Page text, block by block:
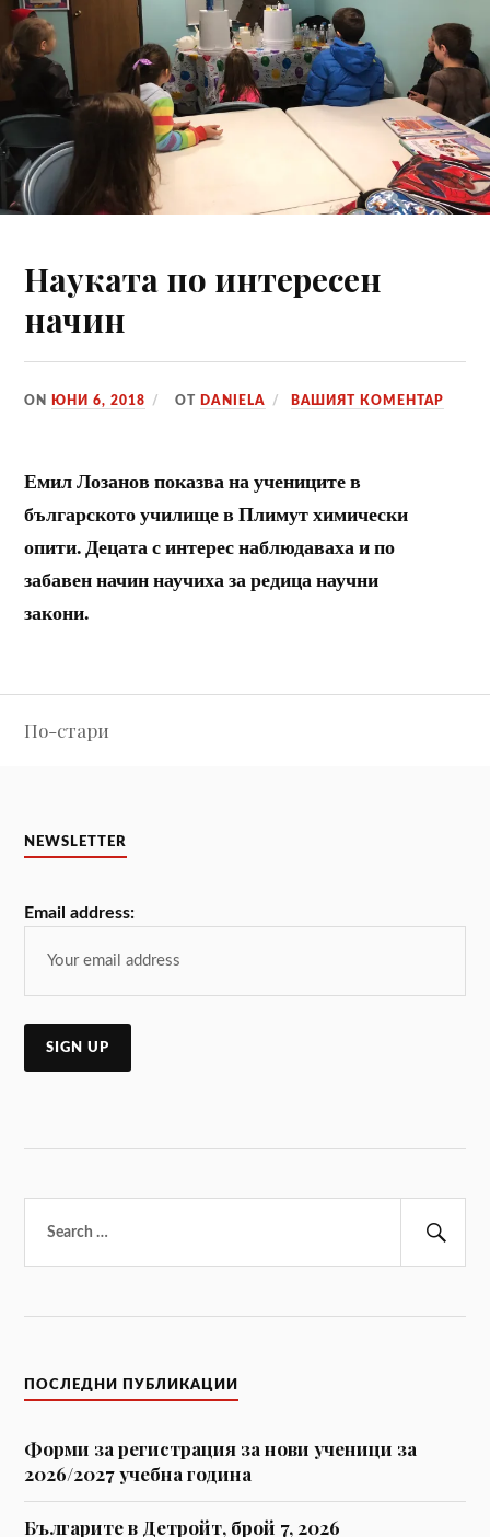
Науката по интересен
начин
ON ЮНИ 6, 2018 ОТ DANIELA ВАШИЯТ КОМЕНТАР
Емил Лозанов показва на учениците в
българското училище в Плимут химически
опити. Децата с интерес наблюдаваха и по
забавен начин научиха за редица научни
закони.
Навигация
По-стари
NEWSLETTER
Email address:
ПОСЛЕДНИ ПУБЛИКАЦИИ
Форми за регистрaция за нови ученици за
2026/2027 учебна година
Българите в Детройт, брой 7, 2026